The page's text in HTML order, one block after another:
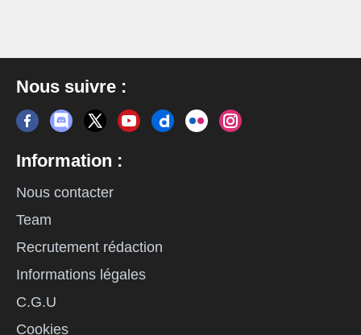
Nous suivre :
Information :
Nous contacter
Team
Recrutement rédaction
Informations légales
C.G.U
Cookies